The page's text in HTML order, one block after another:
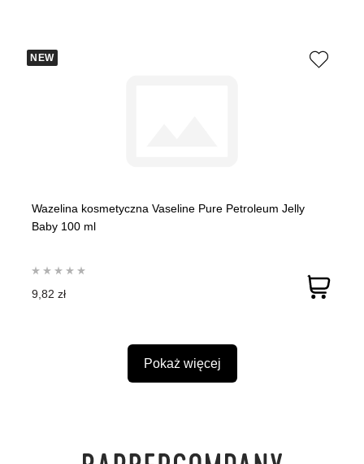
NEW
Wazelina kosmetyczna Vaseline Pure Petroleum Jelly
Baby 100 ml
9,82 zł
Pokaż więcej